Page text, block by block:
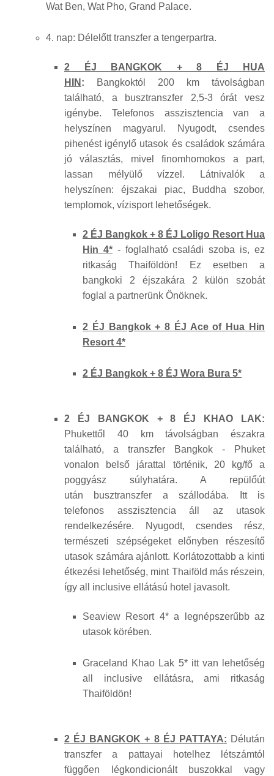
Wat Ben, Wat Pho, Grand Palace.
4. nap: Délelőtt transzfer a tengerpartra.
2 ÉJ BANGKOK + 8 ÉJ HUA
HIN :
Bangkoktól 200 km távolságban
található, a busztranszfer 2,5-3 órát vesz
igénybe. Telefonos asszisztencia van a
helyszínen magyarul. Nyugodt, csendes
pihenést igénylő utasok és családok számára
jó választás, mivel finomhomokos a part,
lassan mélyülő vízzel. Látnivalók a
helyszínen: éjszakai piac, Buddha szobor,
templomok, vízisport lehetőségek.
2 ÉJ Bangkok + 8 ÉJ Loligo Resort Hua
Hin 4*- foglalható családi szoba is, ez
ritkaság Thaiföldön! Ez esetben a
bangkoki 2 éjszakára 2 külön szobát
foglal a partnerünk Önöknek.
2 ÉJ Bangkok + 8 ÉJ Ace of Hua Hin
Resort 4*
2 ÉJ Bangkok + 8 ÉJ Wora Bura 5*
2 ÉJ BANGKOK + 8 ÉJ KHAO LAK:
Phukettől 40 km távolságban északra
található, a transzfer Bangkok - Phuket
vonalon belső járattal történik, 20 kg/fő a
poggyász súlyhatára. A repülőút
után busztranszfer a szállodába. Itt is
telefonos asszisztencia áll az utasok
rendelkezésére. Nyugodt, csendes rész,
természeti szépségeket előnyben részesítő
utasok számára ajánlott. Korlátozottabb a kinti
étkezési lehetőség, mint Thaiföld más részein,
így all inclusive ellátású hotel javasolt.
Seaview Resort 4* a legnépszerűbb az
utasok körében.
Graceland Khao Lak 5* itt van lehetőség
all inclusive ellátásra, ami ritkaság
Thaiföldön!
2 ÉJ BANGKOK + 8 ÉJ PATTAYA: Délután
transzfer a pattayai hotelhez létszámtól
függően légkondicionált buszokkal vagy